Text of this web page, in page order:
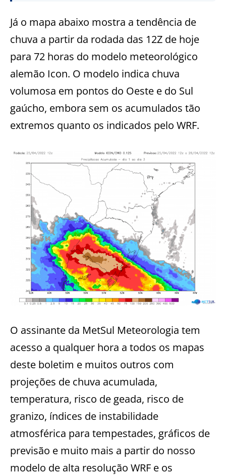
Já o mapa abaixo mostra a tendência de
chuva a partir da rodada das 12Z de hoje
para 72 horas do modelo meteorológico
alemão Icon. O modelo indica chuva
volumosa em pontos do Oeste e do Sul
gaúcho, embora sem os acumulados tão
extremos quanto os indicados pelo WRF.
O assinante da MetSul Meteorologia tem
acesso a qualquer hora a todos os mapas
deste boletim e muitos outros com
projeções de chuva acumulada,
temperatura, risco de geada, risco de
granizo, índices de instabilidade
atmosférica para tempestades, gráficos de
previsão e muito mais a partir do nosso
modelo de alta resolução WRF e os